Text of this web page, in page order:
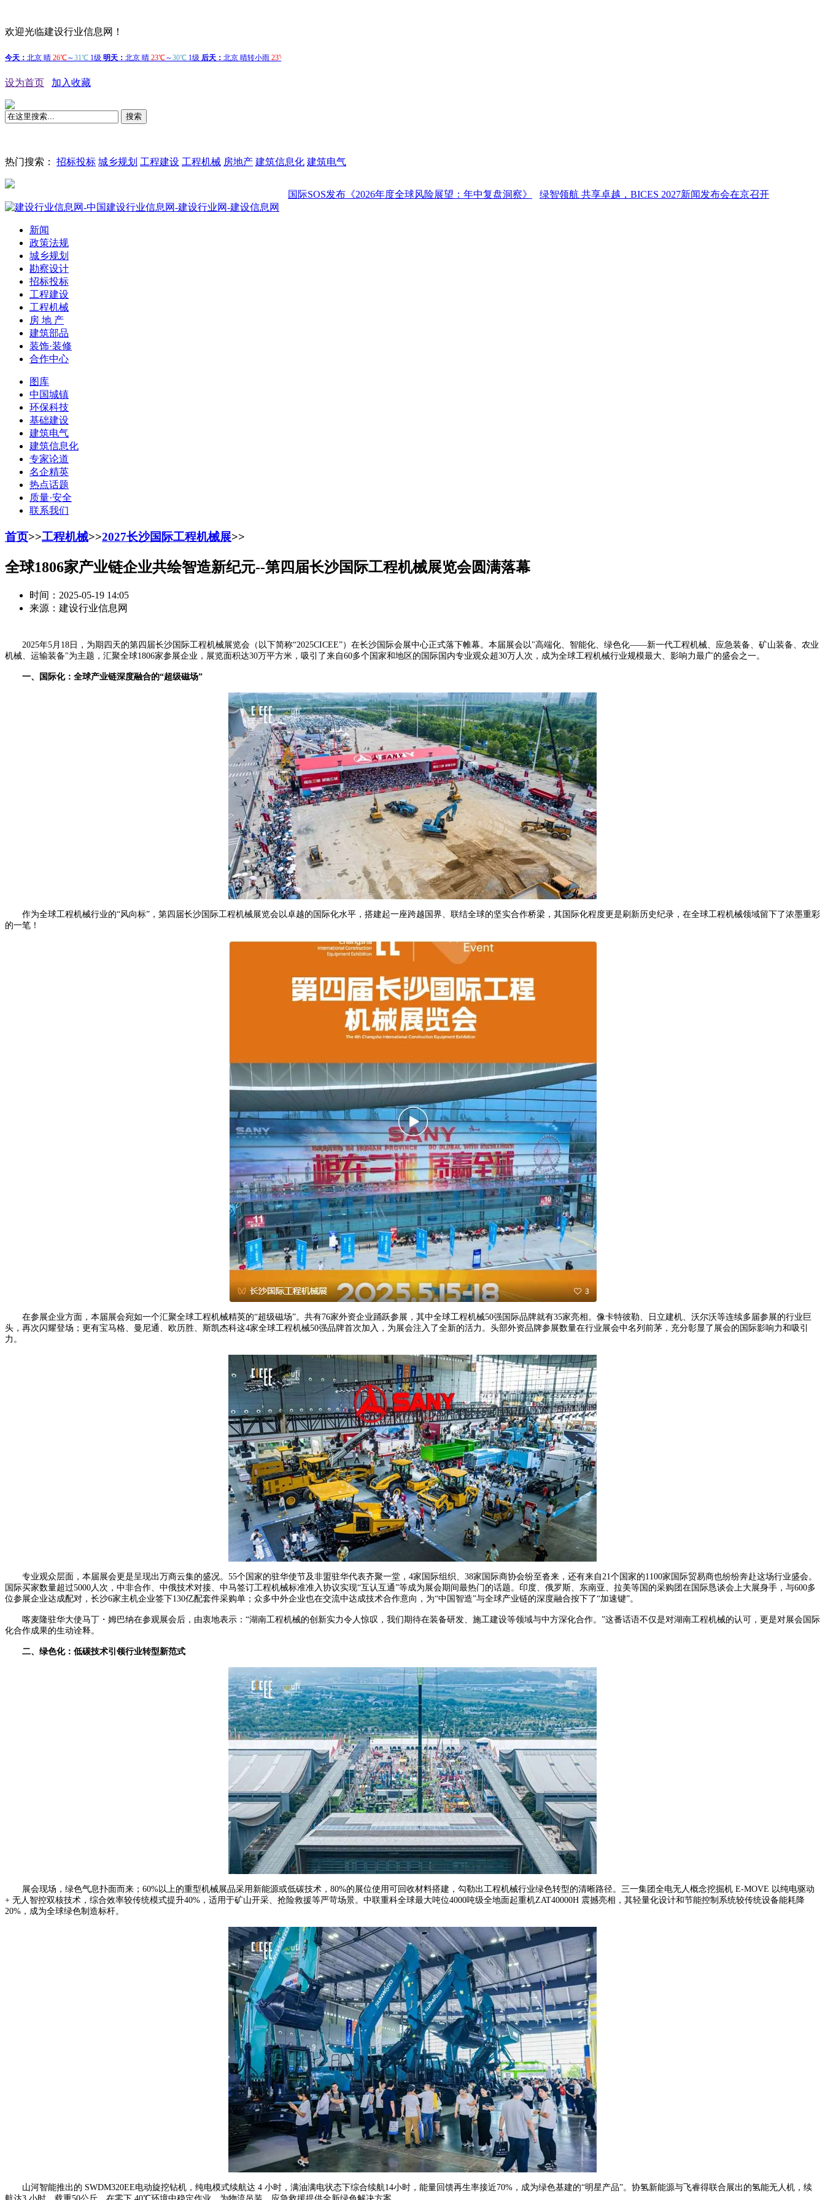
欢迎光临建设行业信息网！
设为首页 加入收藏
搜索
热门搜索： 招标投标 城乡规划 工程建设 工程机械 房地产 建筑信息化 建筑电气
国际SOS发布《2026年度全球风险展望：年中复盘洞察》 绿智领航 共享卓越，BICES 2027新闻发布会在京召开
新闻
政策法规
城乡规划
勘察设计
招标投标
工程建设
工程机械
房 地 产
建筑部品
装饰·装修
合作中心
图库
中国城镇
环保科技
基础建设
建筑电气
建筑信息化
专家论道
名企精英
热点话题
质量·安全
联系我们
首页>>工程机械>>2027长沙国际工程机械展>>
全球1806家产业链企业共绘智造新纪元--第四届长沙国际工程机械展览会圆满落幕
时间：2025-05-19 14:05
来源：建设行业信息网
2025年5月18日，为期四天的第四届长沙国际工程机械展览会（以下简称“2025CICEE”）在长沙国际会展中心正式落下帷幕。本届展会以"高端化、智能化、绿色化——新一代工程机械、应急装备、矿山装备、农业
机械、运输装备"为主题，汇聚全球1806家参展企业，展览面积达30万平方米，吸引了来自60多个国家和地区的国际国内专业观众超30万人次，成为全球工程机械行业规模最大、影响力最广的盛会之一。
一、国际化：全球产业链深度融合的“超级磁场”
作为全球工程机械行业的“风向标”，第四届长沙国际工程机械展览会以卓越的国际化水平，搭建起一座跨越国界、联结全球的坚实合作桥梁，其国际化程度更是刷新历史纪录，在全球工程机械领域留下了浓墨重彩
的一笔！
在参展企业方面，本届展会宛如一个汇聚全球工程机械精英的“超级磁场”。共有76家外资企业踊跃参展，其中全球工程机械50强国际品牌就有35家亮相。像卡特彼勒、日立建机、沃尔沃等连续多届参展的行业巨
头，再次闪耀登场；更有宝马格、曼尼通、欧历胜、斯凯杰科这4家全球工程机械50强品牌首次加入，为展会注入了全新的活力。头部外资品牌参展数量在行业展会中名列前茅，充分彰显了展会的国际影响力和吸引
力。
专业观众层面，本届展会更是呈现出万商云集的盛况。55个国家的驻华使节及非盟驻华代表齐聚一堂，4家国际组织、38家国际商协会纷至沓来，还有来自21个国家的1100家国际贸易商也纷纷奔赴这场行业盛会。
国际买家数量超过5000人次，中非合作、中俄技术对接、中马签订工程机械标准准入协议实现“互认互通”等成为展会期间最热门的话题。印度、俄罗斯、东南亚、拉美等国的采购团在国际恳谈会上大展身手，与600多
位参展企业达成配对，长沙6家主机企业签下130亿配套件采购单；众多中外企业也在交流中达成技术合作意向，为“中国智造”与全球产业链的深度融合按下了“加速键”。
喀麦隆驻华大使马丁・姆巴纳在参观展会后，由衷地表示：“湖南工程机械的创新实力令人惊叹，我们期待在装备研发、施工建设等领域与中方深化合作。”这番话语不仅是对湖南工程机械的认可，更是对展会国际
化合作成果的生动诠释。
二、绿色化：低碳技术引领行业转型新范式
展会现场，绿色气息扑面而来；60%以上的重型机械展品采用新能源或低碳技术，80%的展位使用可回收材料搭建，勾勒出工程机械行业绿色转型的清晰路径。三一集团全电无人概念挖掘机 E-MOVE 以纯电驱动
+ 无人智控双核技术，综合效率较传统模式提升40%，适用于矿山开采、抢险救援等严苛场景。中联重科全球最大吨位4000吨级全地面起重机ZAT40000H 震撼亮相，其轻量化设计和节能控制系统较传统设备能耗降
20%，成为全球绿色制造标杆。
山河智能推出的 SWDM320EE电动旋挖钻机，纯电模式续航达 4 小时，满油满电状态下综合续航14小时，能量回馈再生率接近70%，成为绿色基建的“明星产品”。协氢新能源与飞睿得联合展出的氢能无人机，续